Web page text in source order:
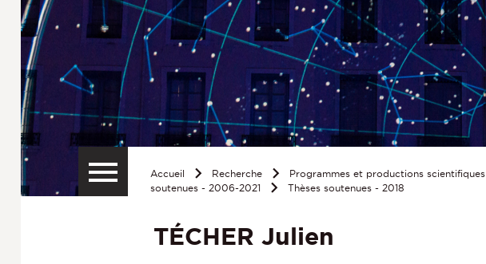
Accueil Recherche Programmes et productions scientifiques
soutenues - 2006-2021
Thèses soutenues - 2018
TÉCHER Julien